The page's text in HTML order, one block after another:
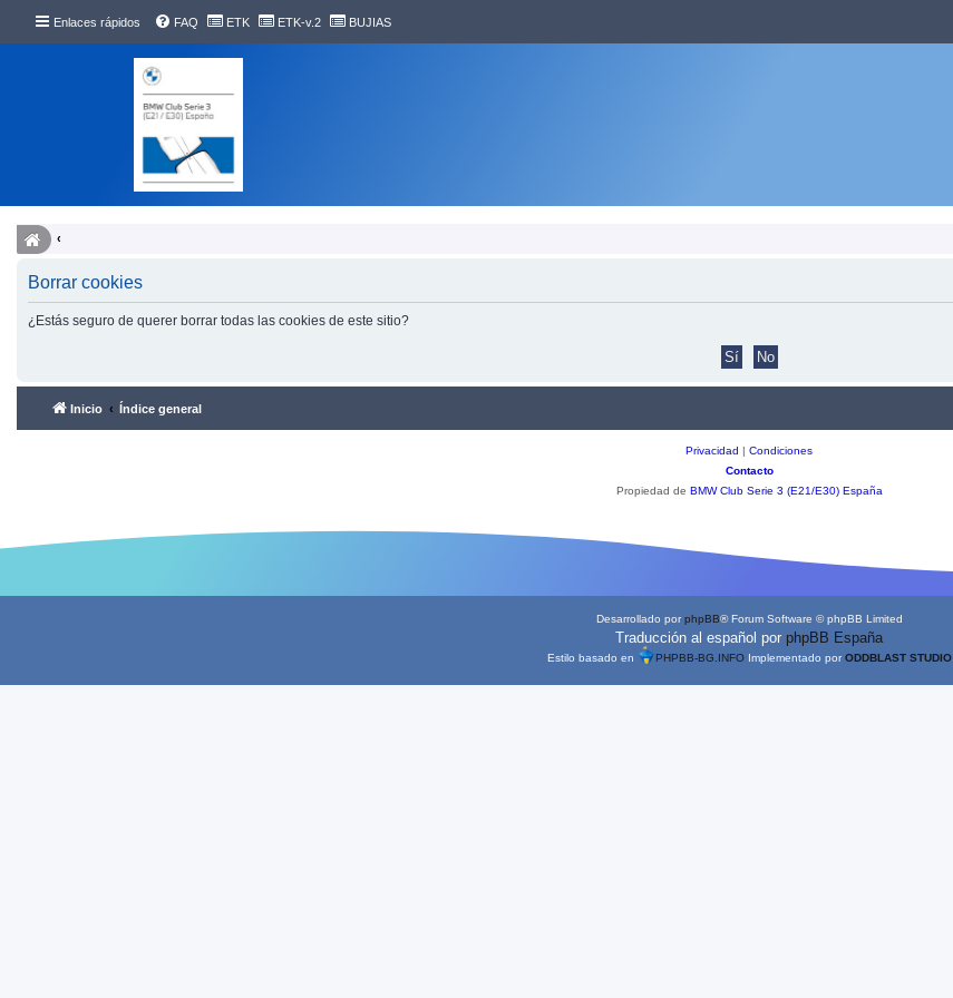
Enlaces rápidos FAQ ETK ETK-v.2 BUJIAS
Borrar cookies
¿Estás seguro de querer borrar todas las cookies de este sitio?
Inicio Índice general
Privacidad | Condiciones
Contacto
Propiedad de BMW Club Serie 3 (E21/E30) España
Desarrollado porphpBB® Forum Software © phpBB Limited
Traducción al español por phpBB España
Estilo basado en PHPBB-BG.INFOImplementado porODDBLAST STUDIO